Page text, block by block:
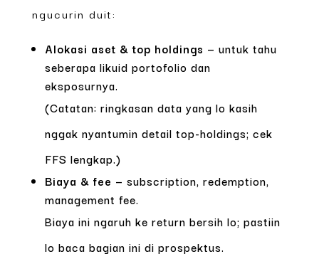
ngucurin duit:
Alokasi aset & top holdings — untuk tahu
seberapa likuid portofolio dan
eksposurnya.
(Catatan: ringkasan data yang lo kasih
nggak nyantumin detail top-holdings; cek
FFS lengkap.)
Biaya & fee — subscription, redemption,
management fee.
Biaya ini ngaruh ke return bersih lo; pastiin
lo baca bagian ini di prospektus.